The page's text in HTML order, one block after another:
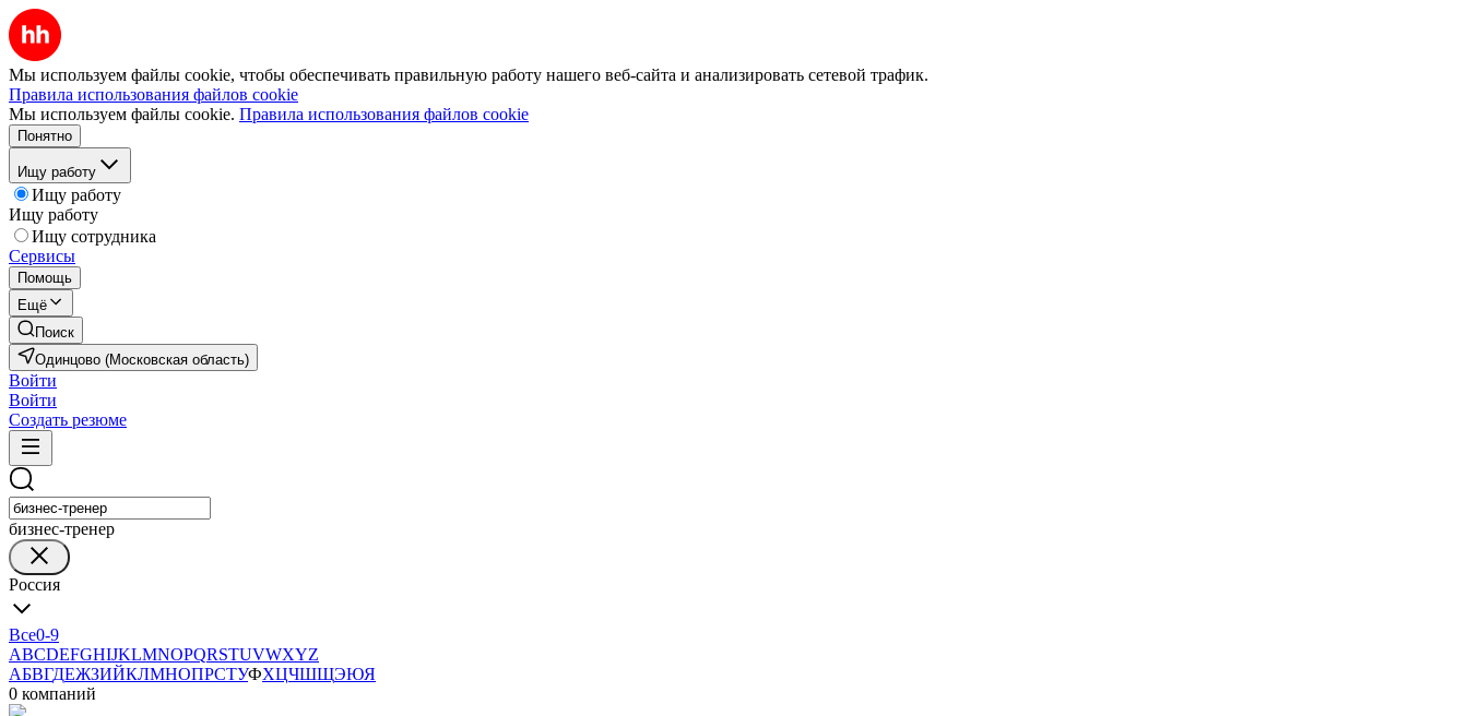
Мы используем файлы cookie, чтобы обеспечивать правильную работу нашего веб-сайта и анализировать сетевой трафик.
Правила использования файлов cookie
Мы используем файлы cookie. Правила использования файлов cookie
Понятно
Ищу работу
Ищу работу
Ищу работу
Ищу сотрудника
Сервисы
Помощь
Ещё
Поиск
Одинцово (Московская область)
Войти
Войти
Создать резюме
бизнес-тренер
Россия
Все0-9
ABCDEFGHIJKLMNOPQRSTUVWXYZ
АБВГДЕЖЗИЙКЛМНОПРСТУФХЦЧШЩЭЮЯ
0 компаний